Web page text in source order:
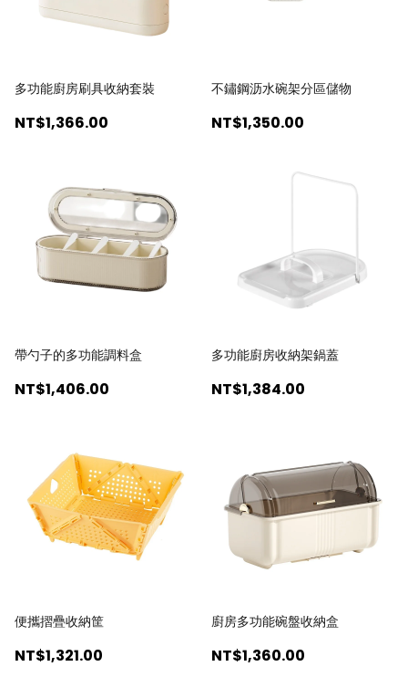
多功能廚房刷具收納套裝
NT$1,366.00
不鏽鋼沥水碗架分區儲物
NT$1,350.00
帶勺子的多功能調料盒
NT$1,406.00
多功能廚房收納架鍋蓋
NT$1,384.00
便攜摺疊收納筐
NT$1,321.00
廚房多功能碗盤收納盒
NT$1,360.00